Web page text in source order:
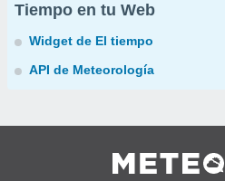
Tiempo en tu Web
Widget de El tiempo
API de Meteorología